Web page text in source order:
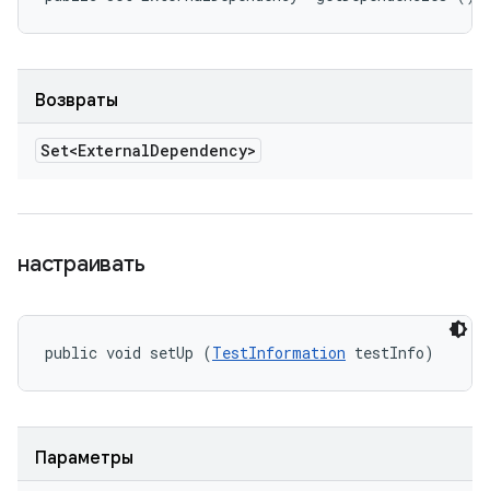
Возвраты
Set<ExternalDependency>
настраивать
public void setUp (TestInformation testInfo)
Параметры